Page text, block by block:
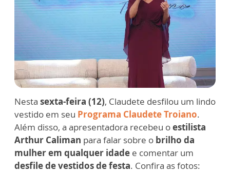
Nesta sexta-feira (12), Claudete desfilou um lindo
vestido em seu Programa Claudete Troiano.
Além disso, a apresentadora recebeu oestilista
Arthur Caliman para falar sobre o brilho da
mulher em qualquer idade e comentar um
desfile de vestidos de festa. Confira as fotos: